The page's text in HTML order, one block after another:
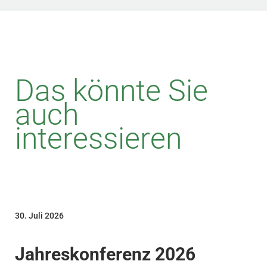
Das könnte Sie
auch
interessieren
Jahreskonferenz 2026
30. Juli 2026